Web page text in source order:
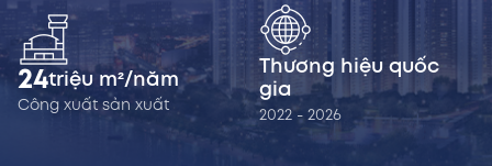
24triệu m²/năm
Công xuất sản xuất
Thương hiệu quốc
gia
2022 - 2026